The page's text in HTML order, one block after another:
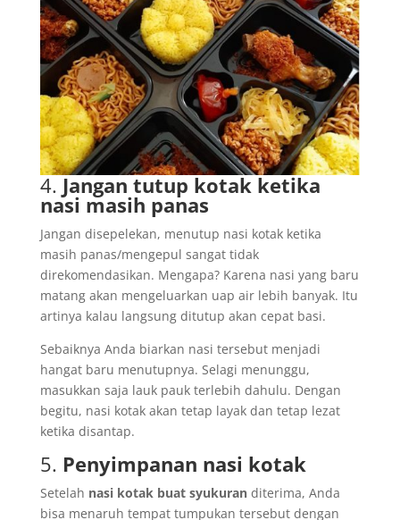
4. Jangan tutup kotak ketika
nasi masih panas
Jangan disepelekan, menutup nasi kotak ketika
masih panas/mengepul sangat tidak
direkomendasikan. Mengapa? Karena nasi yang baru
matang akan mengeluarkan uap air lebih banyak. Itu
artinya kalau langsung ditutup akan cepat basi.
Sebaiknya Anda biarkan nasi tersebut menjadi
hangat baru menutupnya. Selagi menunggu,
masukkan saja lauk pauk terlebih dahulu. Dengan
begitu, nasi kotak akan tetap layak dan tetap lezat
ketika disantap.
5. Penyimpanan nasi kotak
Setelah nasi kotak buat syukuranditerima, Anda
bisa menaruh tempat tumpukan tersebut dengan